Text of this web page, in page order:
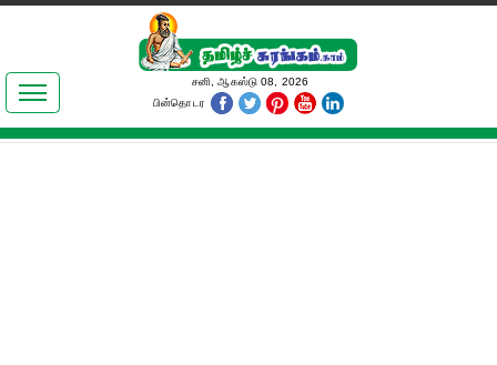
இலக்கியங்கள்
தமிழ் உலகம்
சனி, ஆகஸ்டு 08, 2026
பின்தொடர